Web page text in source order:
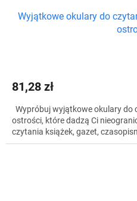
Wyjątkowe okulary do
81,28 zł
Wypróbuj wyjątkowe okulary do
ostrości, które dadzą Ci
czytania książek, gazet,